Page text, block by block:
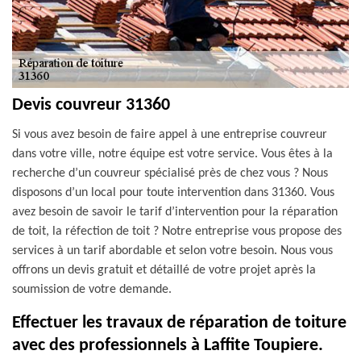
Devis couvreur 31360
Si vous avez besoin de faire appel à une entreprise couvreur
dans votre ville, notre équipe est votre service. Vous êtes à la
recherche d’un couvreur spécialisé près de chez vous ? Nous
disposons d’un local pour toute intervention dans 31360. Vous
avez besoin de savoir le tarif d’intervention pour la réparation
de toit, la réfection de toit ? Notre entreprise vous propose des
services à un tarif abordable et selon votre besoin. Nous vous
offrons un devis gratuit et détaillé de votre projet après la
soumission de votre demande.
Effectuer les travaux de réparation de toiture
avec des professionnels à Laffite Toupiere.